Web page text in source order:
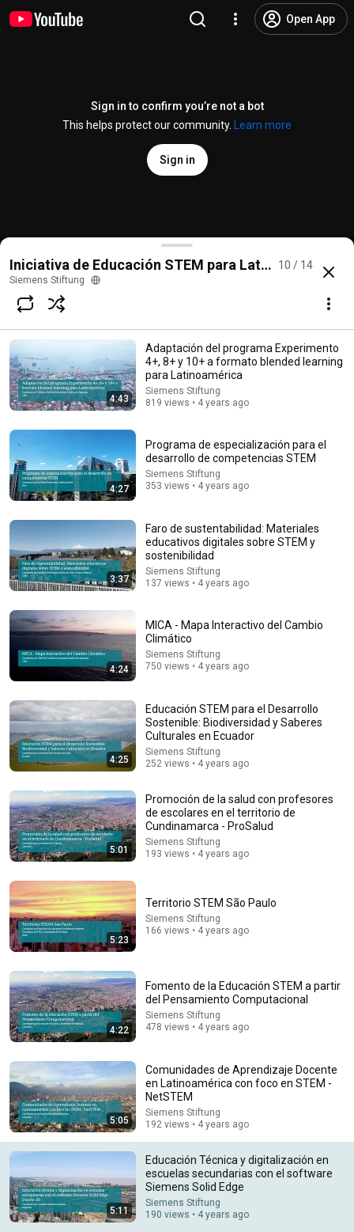
Open App
Sign in to confirm you’re not a bot
This helps protect our community.
Learn more
Sign in
Educación Técnica y digitalización en escuelas
@siemensstiftung
Subscribe
Comments
Comment...
Educación STEM en contexto digital: estrategia de
difusión de Centro de Recursos Educativos Abiertos
Siemens Stiftung • 459 views
Adaptación del programa Experimento 4+, 8+ y 10+ a
formato blended learning para Latinoamérica
Siemens Stiftung • 819 views
LIFE ON A CHIP #02 | The light-based chip revolution |
Nostraciència INSIDE
nostraciència 148 views
Iniciativa de Educación STEM para Latinoamérica
10 / 14
Siemens Stiftung
4:43
Adaptación del programa Experimento
4+, 8+ y 10+ a formato blended learning
para Latinoamérica
Siemens Stiftung
819 views • 4 years ago
4:27
Programa de especialización para el
desarrollo de competencias STEM
Siemens Stiftung
353 views • 4 years ago
3:37
Faro de sustentabilidad: Materiales
educativos digitales sobre STEM y
sostenibilidad
Siemens Stiftung
137 views • 4 years ago
4:24
MICA - Mapa Interactivo del Cambio
Climático
Siemens Stiftung
750 views • 4 years ago
4:25
Educación STEM para el Desarrollo
Sostenible: Biodiversidad y Saberes
Culturales en Ecuador
Siemens Stiftung
252 views • 4 years ago
5:01
Promoción de la salud con profesores
de escolares en el territorio de
Cundinamarca - ProSalud
Siemens Stiftung
193 views • 4 years ago
5:23
Territorio STEM São Paulo
Siemens Stiftung
166 views • 4 years ago
4:22
Fomento de la Educación STEM a partir
del Pensamiento Computacional
Siemens Stiftung
478 views • 4 years ago
5:05
Comunidades de Aprendizaje Docente
en Latinoamérica con foco en STEM -
NetSTEM
Siemens Stiftung
192 views • 4 years ago
5:11
Educación Técnica y digitalización en
escuelas secundarias con el software
Siemens Solid Edge
Siemens Stiftung
190 views • 4 years ago